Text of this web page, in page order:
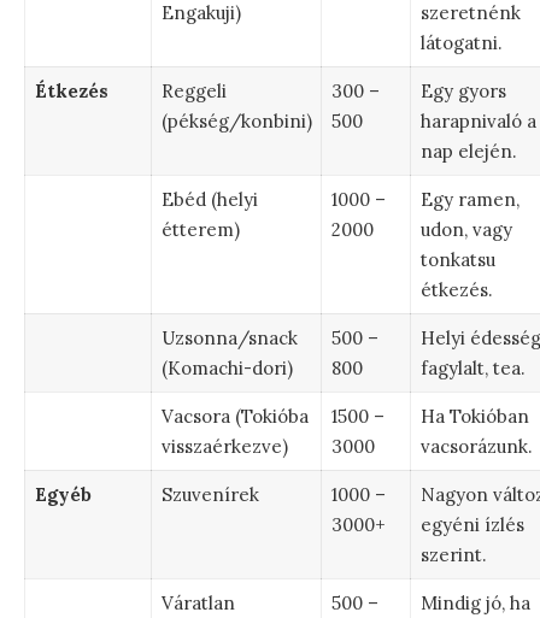
Engakuji)
szeretnénk
látogatni.
Étkezés
Reggeli
(pékség/konbini)
300 –
500
Egy gyors
harapnivaló a
nap elején.
Ebéd (helyi
étterem)
1000 –
2000
Egy ramen,
udon, vagy
tonkatsu
étkezés.
Uzsonna/snack
(Komachi-dori)
500 –
800
Helyi
fagylalt, tea.
Vacsora (Tokióba
visszaérkezve)
1500 –
3000
Ha Tokióban
vacsorázunk.
Egyéb Szuvenírek
1000 –
3000+
Nagyon
egyéni ízlés
szerint.
Váratlan
500 –
Mindig jó, ha